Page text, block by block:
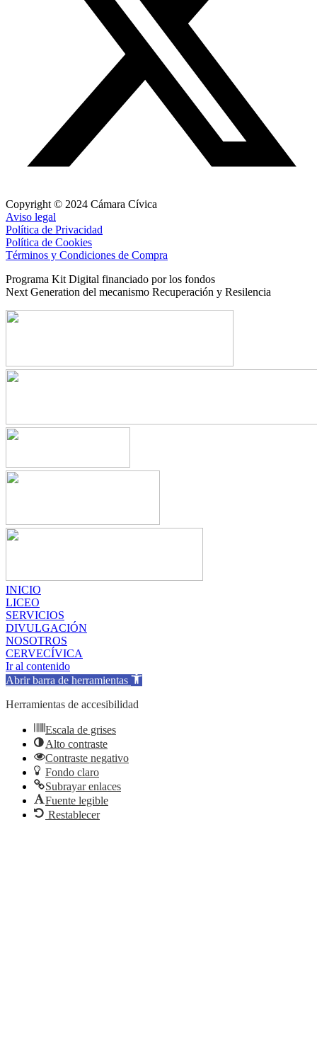
Copyright © 2024 Cámara Cívica
Aviso legal
Política de Privacidad
Política de Cookies
Términos y Condiciones de Compra
Programa Kit Digital financiado por los fondos
Next Generation del mecanismo Recuperación y Resilencia
INICIO
LICEO
SERVICIOS
DIVULGACIÓN
NOSOTROS
CERVECÍVICA
Ir al contenido
Abrir barra de herramientas
Herramientas de accesibilidad
Escala de grises
Alto contraste
Contraste negativo
Fondo claro
Subrayar enlaces
Fuente legible
Restablecer